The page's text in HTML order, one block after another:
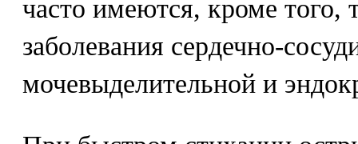
часто имеются, кроме
заболевания сердечно-
мочевыделительной и